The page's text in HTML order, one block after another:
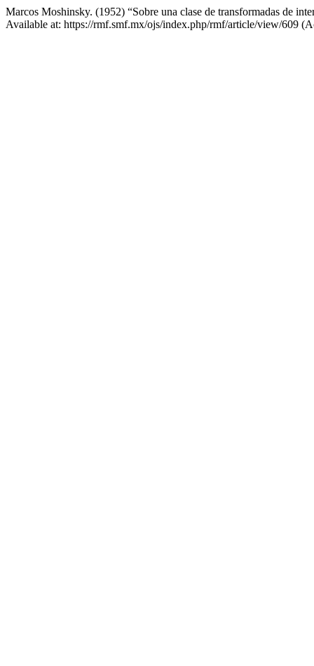
Marcos Moshinsky. (1952) “Sobre una clase de transformadas de
Available at: https://rmf.smf.mx/ojs/index.php/rmf/article/view/609